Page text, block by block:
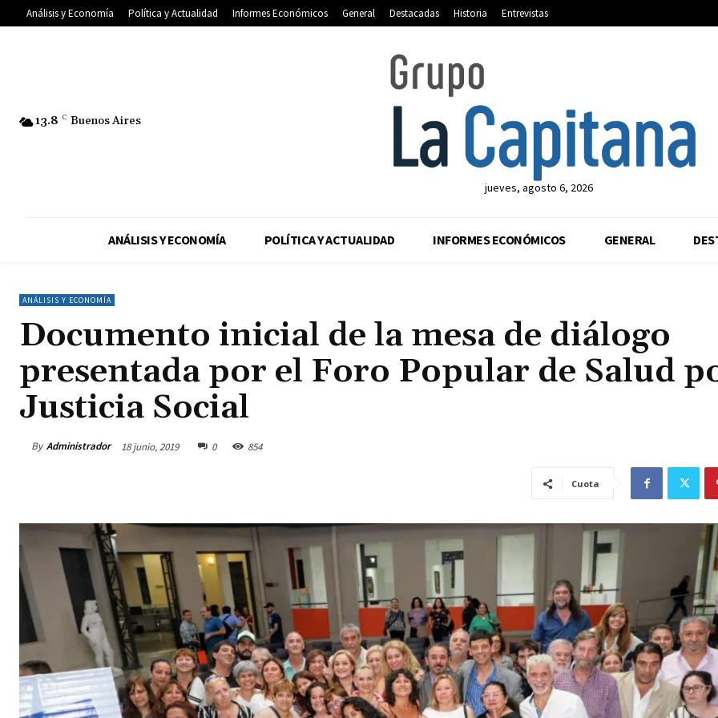
Análisis y Economía Política y Actualidad Informes Económicos General Destacadas Historia Entrevistas
13.8 C Buenos Aires
jueves, agosto 6, 2026
ANÁLISIS Y ECONOMÍA POLÍTICA Y ACTUALIDAD INFORMES ECONÓMICOS GENERAL
ANÁLISIS Y ECONOMÍA
Documento inicial de la mesa de diálogo
presentada por el Foro Popular de Salud
Justicia Social
By Administrador 18 junio, 2019 0 854
Cuota